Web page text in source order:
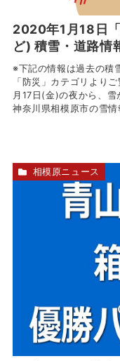
2020年1月18日
ど) 積雪・道路情
※下記の情報は過去の積
「防災」カテゴリより
月17日(金)の夜から、雪
神奈川県相模原市の雪
相模原ニュース